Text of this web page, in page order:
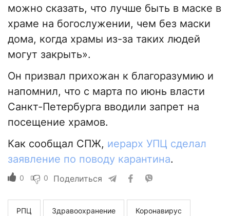
можно сказать, что лучше быть в маске в
храме на богослужении, чем без маски
дома, когда храмы из-за таких людей
могут закрыть».
Он призвал прихожан к благоразумию и
напомнил, что с марта по июнь власти
Санкт-Петербурга вводили запрет на
посещение храмов.
Как сообщал СПЖ, иерарх УПЦ сделал
заявление по поводу карантина.
0 0 Поделиться
РПЦ Здравоохранение Коронавирус